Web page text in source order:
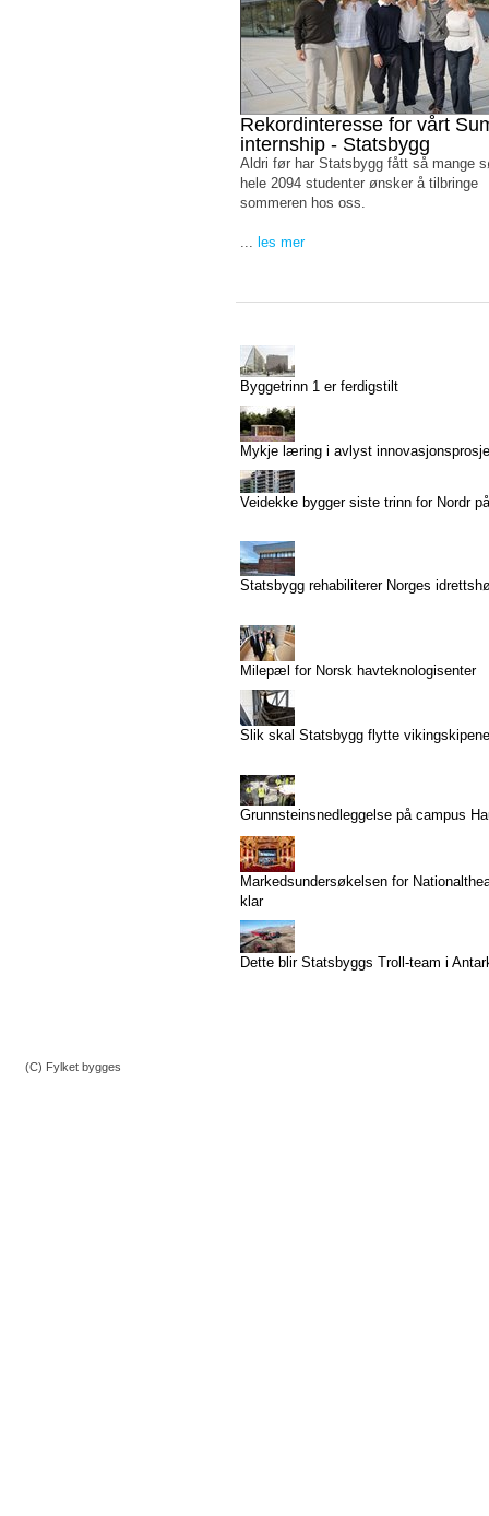
Rekordinteresse for vårt
internship - Statsbygg
Aldri før har Statsbygg fått så mange
hele 2094 studenter ønsker å tilbringe
sommeren hos oss.
... les mer
Byggetrinn 1 er ferdigstilt
Mykje læring i avlyst
Veidekke bygger siste trinn for Nordr
Statsbygg rehabiliterer Norges
Milepæl for Norsk havteknologisenter
Slik skal Statsbygg flytte vikingskipene
Grunnsteinsnedleggelse på campus
Markedsundersøkelsen for
klar
Dette blir Statsbyggs Troll-team i
(C) Fylket bygges